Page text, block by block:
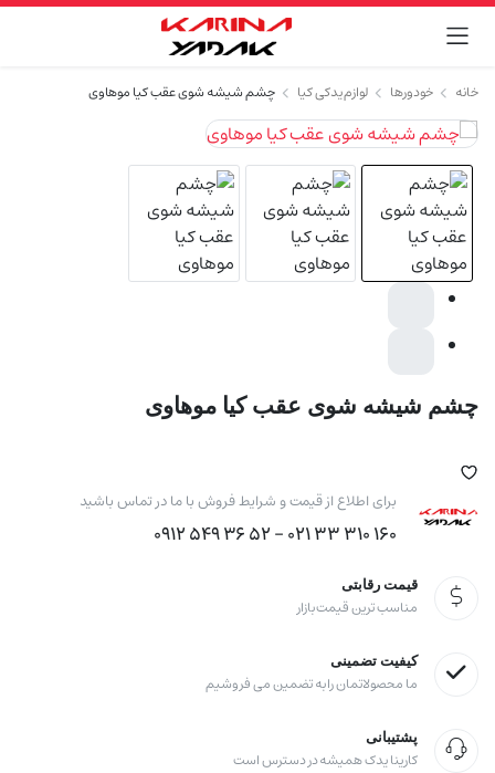
خانه خودورها لوازم یدکی کیا چشم شیشه شوی عقب کیا موهاوی
چشم شیشه شوی عقب کیا موهاوی
برای اطلاع از قیمت و شرایط فروش با ما در تماس باشید
160 310 33 021 - 52 36 549 0912
قیمت رقابتی
مناسب ترین قیمت بازار
کیفیت تضمینی
ما محصولاتمان را به تضمین می فروشیم
پشتیبانی
کارینا یدک همیشه در دسترس است